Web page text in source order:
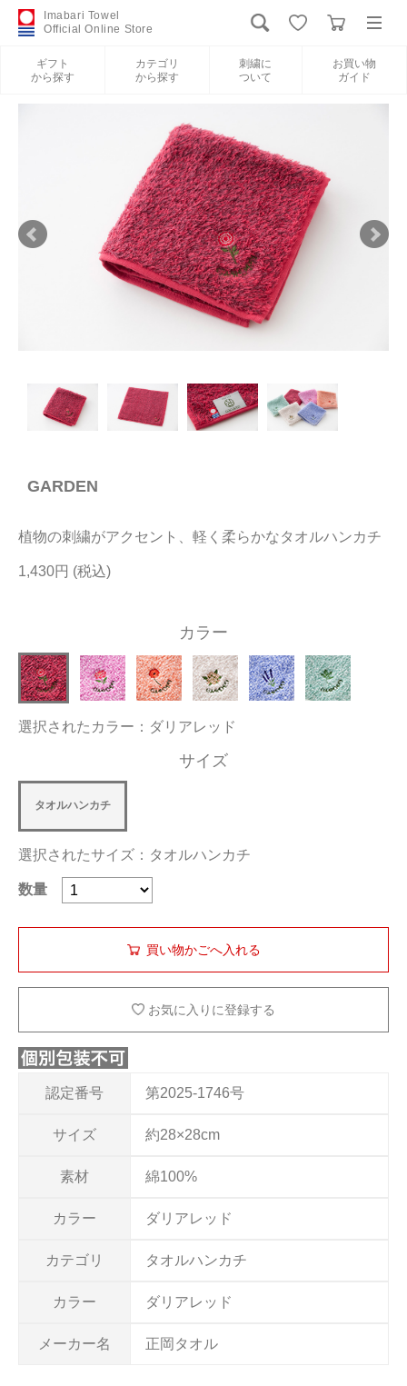
Imabari Towel
Official Online Store
ギフト
から探す
カテゴリ
から探す
刺繍に
ついて
お買い物
ガイド
新規会員登録
カテゴリから探す
刺繍について
当サイトについて
大量購入・法人向けの購入の方は
お問い合わせ
GARDEN
植物の刺繍がアクセント、軽く柔らかなタオルハンカチ
1,430円
認定番号 第2025-1746号
サイズ 約28×28cm
素材 綿100%
カラー ダリアレッド
カテゴリ タオルハンカチ
カラー ダリアレッド
メーカー名 正岡タオル
カラー
選択されたカラー：ダリアレッド
サイズ
タオルハンカチ
選択されたサイズ：タオルハンカチ
数量
お気に入りに登録する